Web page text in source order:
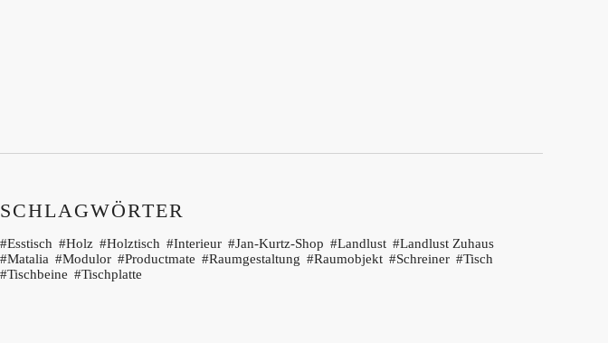
SCHLAGWÖRTER
Esstisch Holz Holztisch Interieur Jan-Kurtz-Shop Landlust
Landlust Zuhaus
Matalia
Modulor Productmate Raumgestaltung Raumobjekt Schreiner
Tisch
Tischbeine
Tischplatte